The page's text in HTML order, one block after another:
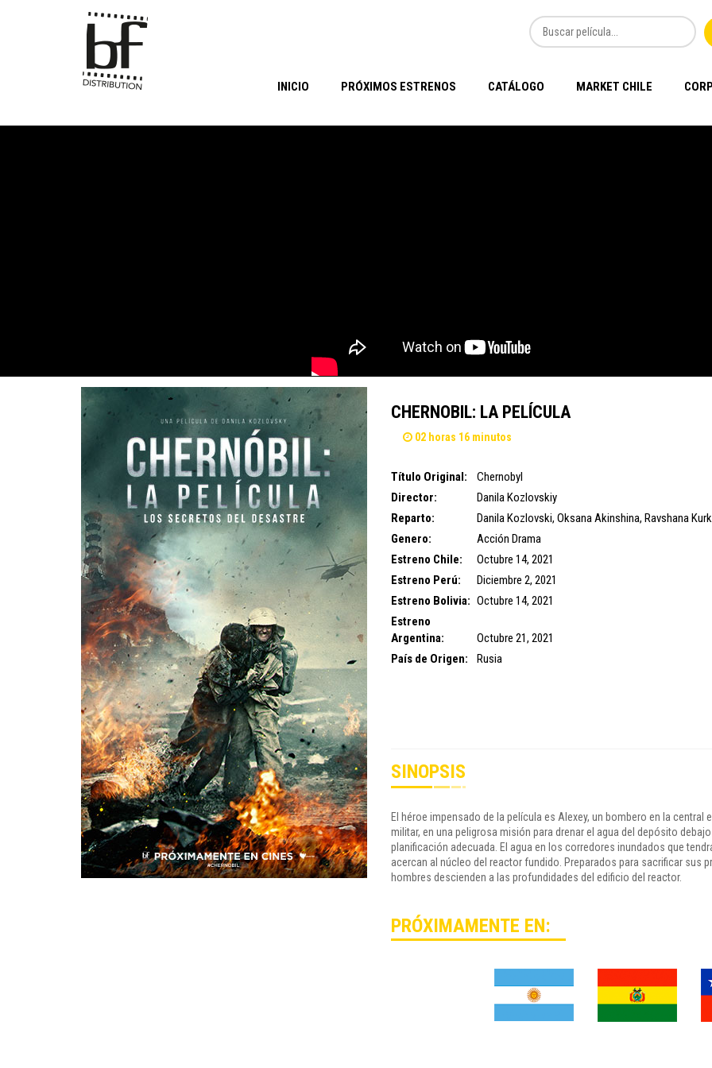
INICIO PRÓXIMOS ESTRENOS CATÁLOGO MARKET CHILE
CHERNOBIL: LA PELÍCULA
02 horas 16 minutos
Título Original:
Chernobyl
Director:
Danila Kozlovskiy
Reparto:
Danila Kozlovski, Oksana Akinshina, Ravshana
Genero:
Acción Drama
Estreno Chile:
Octubre 14, 2021
Estreno Perú:
Diciembre 2, 2021
Estreno Bolivia: Octubre 14, 2021
Estreno
Argentina:
Octubre 21, 2021
País de Origen:
Rusia
SINOPSIS
El héroe impensado de la película es Alexey, un bombero en la
militar, en una peligrosa misión para drenar el agua del depósito
planificación adecuada. El agua en los corredores inundados que
acercan al núcleo del reactor fundido. Preparados para sacrificar sus
hombres descienden a las profundidades del edificio del reactor.
PRÓXIMAMENTE EN: